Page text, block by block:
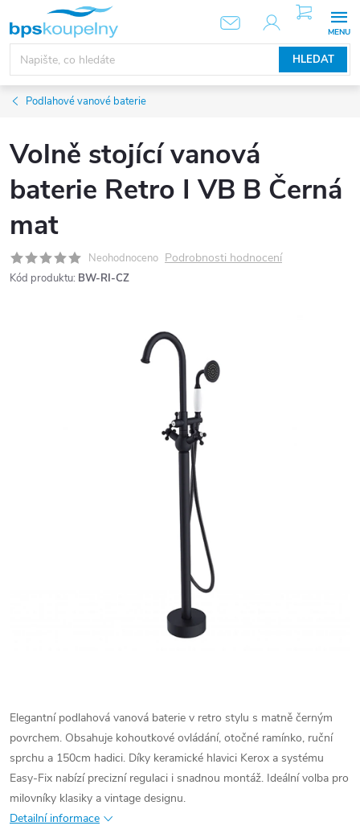
obsah
HLEDAT
NÁKUPNÍ
KOŠÍK
Podlahové vanové baterie
Volně stojící vanová
baterie Retro I VB B Černá
mat
Neohodnoceno Podrobnosti hodnocení
Kód produktu: BW-RI-CZ
Elegantní podlahová vanová baterie v retro stylu s matně černým
povrchem. Obsahuje kohoutkové ovládání, otočné ramínko, ruční
sprchu a 150cm hadici. Díky keramické hlavici Kerox a systému
Easy-Fix nabízí precizní regulaci i snadnou montáž. Ideální volba pro
milovníky klasiky a vintage designu.
Detailní informace